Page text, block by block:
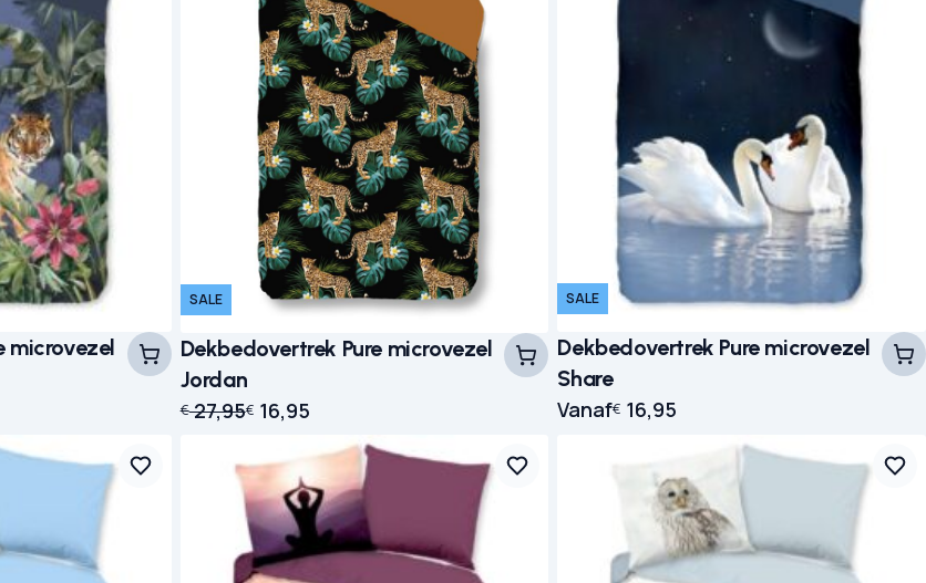
microvezel
SALE
Dekbedovertrek Pure microvezel
Jordan
€27,95
Oorspronkelijke prijs was: € 27,95.
€ 16,95
Huidige prijs is: € 16,95.
SALE
Dekbedovertrek Pure microvezel
Share
Vanaf€ 16,95